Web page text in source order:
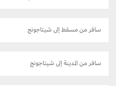
سافر من مسقط إلى شيتاجونج
سافر من المدينة إلى شيتاجونج